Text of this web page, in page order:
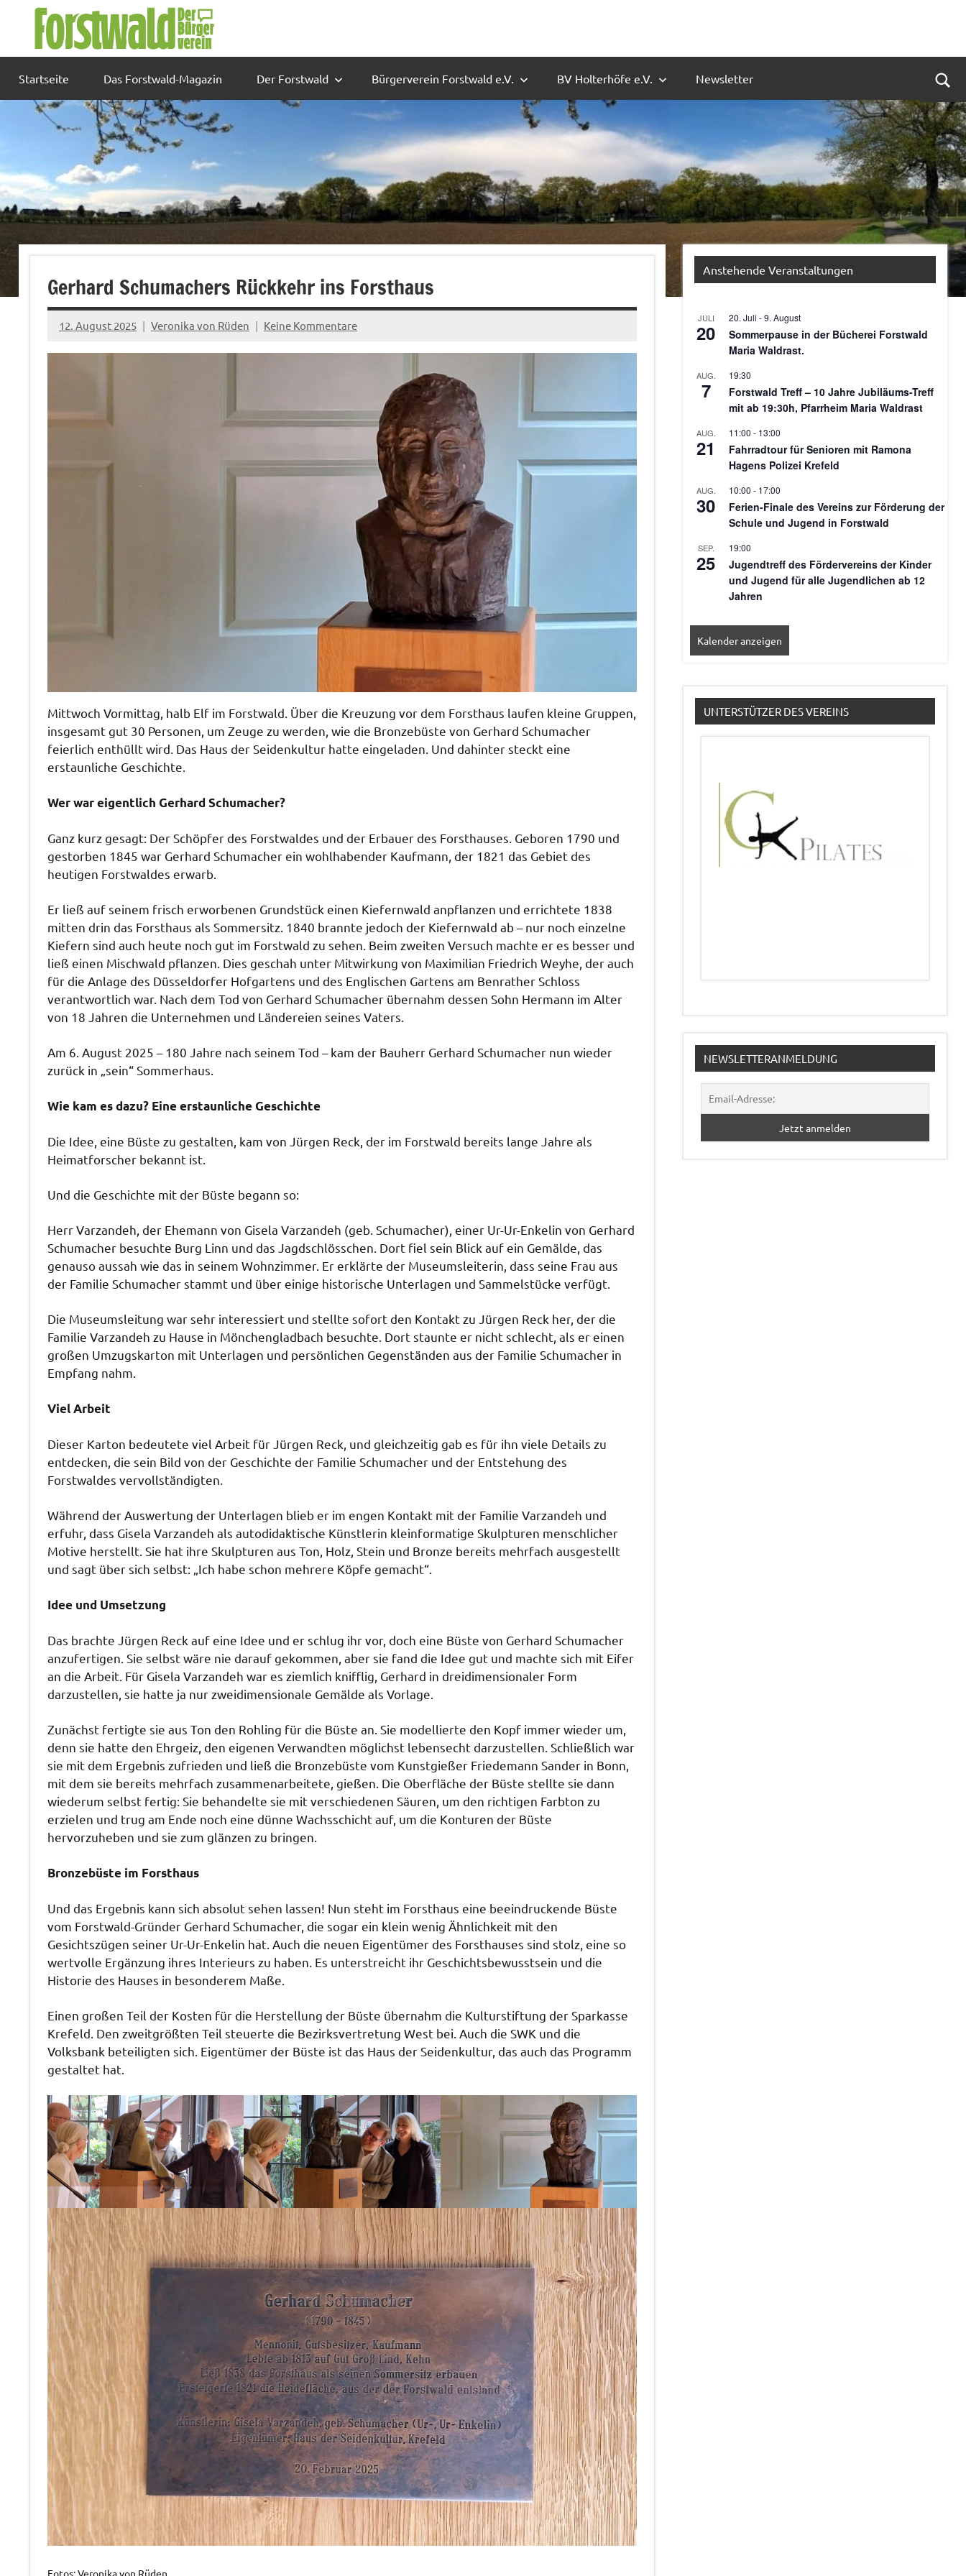
Startseite Das Forstwald-Magazin Der Forstwald Bürgerverein Forstwald e.V. BV Holterhöfe e.V. Newsletter
Gerhard Schumachers Rückkehr ins Forsthaus
12. August 2025 Veronika von Rüden Keine Kommentare
Mittwoch Vormittag, halb Elf im Forstwald. Über die Kreuzung vor dem Forsthaus laufen kleine Gruppen,
insgesamt gut 30 Personen, um Zeuge zu werden, wie die Bronzebüste von Gerhard Schumacher
feierlich enthüllt wird. Das Haus der Seidenkultur hatte eingeladen. Und dahinter steckt eine
erstaunliche Geschichte.
Wer war eigentlich Gerhard Schumacher?
Ganz kurz gesagt: Der Schöpfer des Forstwaldes und der Erbauer des Forsthauses. Geboren 1790 und
gestorben 1845 war Gerhard Schumacher ein wohlhabender Kaufmann, der 1821 das Gebiet des
heutigen Forstwaldes erwarb.
Er ließ auf seinem frisch erworbenen Grundstück einen Kiefernwald anpflanzen und errichtete 1838
mitten drin das Forsthaus als Sommersitz. 1840 brannte jedoch der Kiefernwald ab – nur noch einzelne
Kiefern sind auch heute noch gut im Forstwald zu sehen. Beim zweiten Versuch machte er es besser und
ließ einen Mischwald pflanzen. Dies geschah unter Mitwirkung von Maximilian Friedrich Weyhe, der auch
für die Anlage des Düsseldorfer Hofgartens und des Englischen Gartens am Benrather Schloss
verantwortlich war. Nach dem Tod von Gerhard Schumacher übernahm dessen Sohn Hermann im Alter
von 18 Jahren die Unternehmen und Ländereien seines Vaters.
Am 6. August 2025 – 180 Jahre nach seinem Tod – kam der Bauherr Gerhard Schumacher nun wieder
zurück in „sein“ Sommerhaus.
Wie kam es dazu? Eine erstaunliche Geschichte
Die Idee, eine Büste zu gestalten, kam von Jürgen Reck, der im Forstwald bereits lange Jahre als
Heimatforscher bekannt ist.
Und die Geschichte mit der Büste begann so:
Herr Varzandeh, der Ehemann von Gisela Varzandeh (geb. Schumacher), einer Ur-Ur-Enkelin von Gerhard
Schumacher besuchte Burg Linn und das Jagdschlösschen. Dort fiel sein Blick auf ein Gemälde, das
genauso aussah wie das in seinem Wohnzimmer. Er erklärte der Museumsleiterin, dass seine Frau aus
der Familie Schumacher stammt und über einige historische Unterlagen und Sammelstücke verfügt.
Die Museumsleitung war sehr interessiert und stellte sofort den Kontakt zu Jürgen Reck her, der die
Familie Varzandeh zu Hause in Mönchengladbach besuchte. Dort staunte er nicht schlecht, als er einen
großen Umzugskarton mit Unterlagen und persönlichen Gegenständen aus der Familie Schumacher in
Empfang nahm.
Viel Arbeit
Dieser Karton bedeutete viel Arbeit für Jürgen Reck, und gleichzeitig gab es für ihn viele Details zu
entdecken, die sein Bild von der Geschichte der Familie Schumacher und der Entstehung des
Forstwaldes vervollständigten.
Während der Auswertung der Unterlagen blieb er im engen Kontakt mit der Familie Varzandeh und
erfuhr, dass Gisela Varzandeh als autodidaktische Künstlerin kleinformatige Skulpturen menschlicher
Motive herstellt. Sie hat ihre Skulpturen aus Ton, Holz, Stein und Bronze bereits mehrfach ausgestellt
und sagt über sich selbst: „Ich habe schon mehrere Köpfe gemacht“.
Idee und Umsetzung
Das brachte Jürgen Reck auf eine Idee und er schlug ihr vor, doch eine Büste von Gerhard Schumacher
anzufertigen. Sie selbst wäre nie darauf gekommen, aber sie fand die Idee gut und machte sich mit Eifer
an die Arbeit. Für Gisela Varzandeh war es ziemlich knifflig, Gerhard in dreidimensionaler Form
darzustellen, sie hatte ja nur zweidimensionale Gemälde als Vorlage.
Zunächst fertigte sie aus Ton den Rohling für die Büste an. Sie modellierte den Kopf immer wieder um,
denn sie hatte den Ehrgeiz, den eigenen Verwandten möglichst lebensecht darzustellen. Schließlich war
sie mit dem Ergebnis zufrieden und ließ die Bronzebüste vom Kunstgießer Friedemann Sander in Bonn,
mit dem sie bereits mehrfach zusammenarbeitete, gießen. Die Oberfläche der Büste stellte sie dann
wiederum selbst fertig: Sie behandelte sie mit verschiedenen Säuren, um den richtigen Farbton zu
erzielen und trug am Ende noch eine dünne Wachsschicht auf, um die Konturen der Büste
hervorzuheben und sie zum glänzen zu bringen.
Bronzebüste im Forsthaus
Und das Ergebnis kann sich absolut sehen lassen! Nun steht im Forsthaus eine beeindruckende Büste
vom Forstwald-Gründer Gerhard Schumacher, die sogar ein klein wenig Ähnlichkeit mit den
Gesichtszügen seiner Ur-Ur-Enkelin hat. Auch die neuen Eigentümer des Forsthauses sind stolz, eine so
wertvolle Ergänzung ihres Interieurs zu haben. Es unterstreicht ihr Geschichtsbewusstsein und die
Historie des Hauses in besonderem Maße.
Einen großen Teil der Kosten für die Herstellung der Büste übernahm die Kulturstiftung der Sparkasse
Krefeld. Den zweitgrößten Teil steuerte die Bezirksvertretung West bei. Auch die SWK und die
Volksbank beteiligten sich. Eigentümer der Büste ist das Haus der Seidenkultur, das auch das Programm
gestaltet hat.
Fotos: Veronika von Rüden
Anstehende Veranstaltungen
JULI
20
20. Juli -9. August
Sommerpause in der Bücherei Forstwald
Maria Waldrast.
AUG.
7
19:30
Forstwald Treff – 10 Jahre Jubiläums-Treff
mit ab 19:30h, Pfarrheim Maria Waldrast
AUG.
21
11:00 - 13:00
Fahrradtour für Senioren mit Ramona
Hagens Polizei Krefeld
AUG.
30
10:00 - 17:00
Ferien-Finale des Vereins zur Förderung der
Schule und Jugend in Forstwald
SEP.
25
19:00
Jugendtreff des Fördervereins der Kinder
und Jugend für alle Jugendlichen ab 12
Jahren
Kalender anzeigen
UNTERSTÜTZER DES VEREINS
NEWSLETTERANMELDUNG